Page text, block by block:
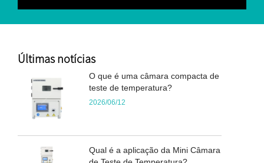
Últimas notícias
O que é uma câmara compacta de
teste de temperatura?
2026/06/12
Qual é a aplicação da Mini Câmara